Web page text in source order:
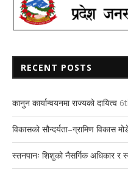
RECENT POSTS
कानुन कार्यान्वयनमा राज्यको दायित्व
विकासको सौन्दर्यता–ग्रामिण विकास
स्तनपानः शिशुको नैसर्गिक अधिकार र